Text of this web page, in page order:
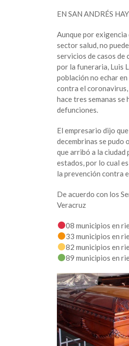
EN SAN ANDRÉS
Aunque por
sector salud, no
servicios de casos de
por la funeraria, Luis
población no echar
contra el coronavirus,
hace tres semanas se
defunciones.
El empresario dijo
decembrinas se pudo
que arribó a la
estados, por lo cual
la prevención contra
De acuerdo con los
Veracruz
08 municipios en
33 municipios en
82 municipios en
89 municipios en